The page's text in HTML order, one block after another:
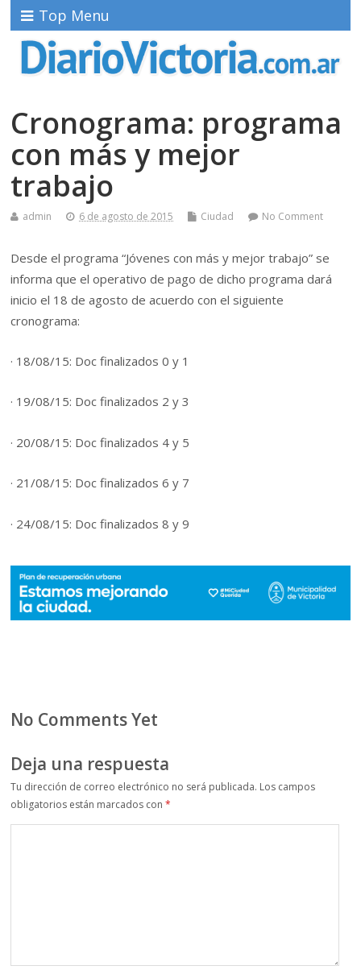
Top Menu
Cronograma: programa
con más y mejor
trabajo
admin 6 de agosto de 2015 Ciudad No Comment
Desde el programa “Jóvenes con más y mejor trabajo” se
informa que el operativo de pago de dicho programa dará
inicio el 18 de agosto de acuerdo con el siguiente
cronograma:
· 18/08/15: Doc finalizados 0 y 1
· 19/08/15: Doc finalizados 2 y 3
· 20/08/15: Doc finalizados 4 y 5
· 21/08/15: Doc finalizados 6 y 7
· 24/08/15: Doc finalizados 8 y 9
No Comments Yet
Deja una respuesta
Tu dirección de correo electrónico no será publicada. Los campos
obligatorios están marcados con*